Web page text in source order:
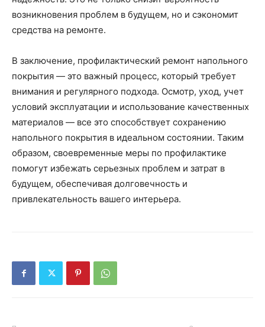
возникновения проблем в будущем, но и сэкономит
средства на ремонте.
В заключение, профилактический ремонт напольного
покрытия — это важный процесс, который требует
внимания и регулярного подхода. Осмотр, уход, учет
условий эксплуатации и использование качественных
материалов — все это способствует сохранению
напольного покрытия в идеальном состоянии. Таким
образом, своевременные меры по профилактике
помогут избежать серьезных проблем и затрат в
будущем, обеспечивая долговечность и
привлекательность вашего интерьера.